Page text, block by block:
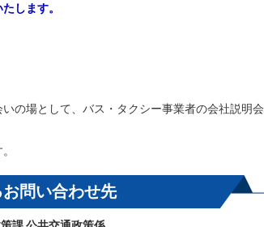
します。
の場として、バス・タクシー事業者の会社説明会
問い合わせ先